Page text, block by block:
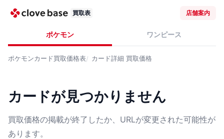
買取表 店舗案内
ポケモン ワンピース
ポケモンカード買取価格表 カード詳細 買取価格
カードが見つかりません
買取価格の掲載が終了したか、URLが変更された可能性が
あります。